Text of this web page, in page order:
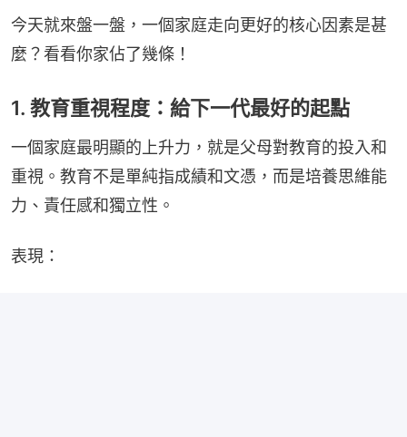
今天就來盤一盤，一個家庭走向更好的核心因素是甚
麼？看看你家佔了幾條！
1. 教育重視程度：給下一代最好的起點
一個家庭最明顯的上升力，就是父母對教育的投入和
重視。教育不是單純指成績和文憑，而是培養思維能
力、責任感和獨立性。
表現：